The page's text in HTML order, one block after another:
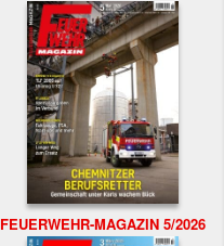
FEUERWEHR-MAGAZIN 5/2026